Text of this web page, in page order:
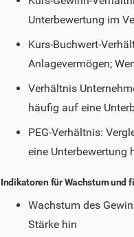
Unterbewertung im
Kurs-Buchwert-
Anlagevermögen;
Verhältnis
häufig auf eine
PEG-Verhältnis:
eine Unterbewertung
Indikatoren für Wachstum und
Wachstum des
Stärke hin